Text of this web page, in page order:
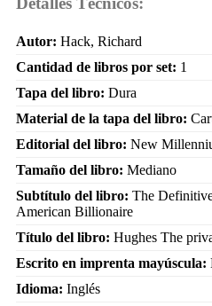
Autor: Hack, Richard
Cantidad de libros por set: 1
Tapa del libro: Dura
Material de la tapa del libro:
Editorial del libro: New
Tamaño del libro: Mediano
Subtítulo del libro: The
American Billionaire
Título del libro: Hughes The
Escrito en imprenta mayúscula:
Idioma: Inglés